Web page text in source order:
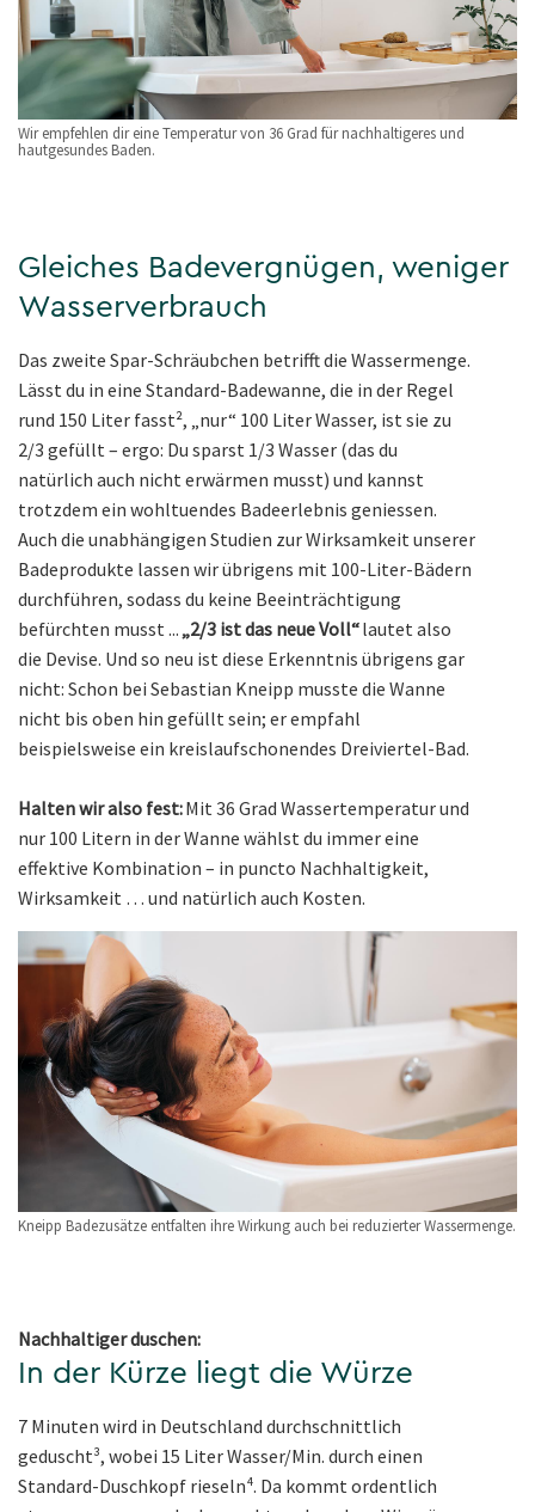
Wir empfehlen dir eine Temperatur von 36 Grad für nachhaltigeres und
hautgesundes Baden.
Kneipp Badezusätze entfalten ihre Wirkung auch bei reduzierter Wassermenge.
Gleiches Badevergnügen, weniger
Wasserverbrauch
Das zweite Spar-Schräubchen betrifft die Wassermenge.
Lässt du in eine Standard-Badewanne, die in der Regel
rund 150 Liter fasst², „nur“ 100 Liter Wasser, ist sie zu
2/3 gefüllt – ergo: Du sparst 1/3 Wasser (das du
natürlich auch nicht erwärmen musst) und kannst
trotzdem ein wohltuendes Badeerlebnis geniessen.
Auch die unabhängigen Studien zur Wirksamkeit unserer
Badeprodukte lassen wir übrigens mit 100-Liter-Bädern
durchführen, sodass du keine Beeinträchtigung
befürchten musst ...„2/3 ist das neue Voll“lautet also
die Devise. Und so neu ist diese Erkenntnis übrigens gar
nicht: Schon bei Sebastian Kneipp musste die Wanne
nicht bis oben hin gefüllt sein; er empfahl
beispielsweise ein kreislaufschonendes Dreiviertel-Bad.
Halten wir also fest:Mit 36 Grad Wassertemperatur und
nur 100 Litern in der Wanne wählst du immer eine
effektive Kombination – in puncto Nachhaltigkeit,
Wirksamkeit … und natürlich auch Kosten.
Nachhaltiger duschen:
In der Kürze liegt die Würze
7 Minuten wird in Deutschland durchschnittlich
geduscht³, wobei 15 Liter Wasser/Min. durch einen
Standard-Duschkopf rieseln⁴. Da kommt ordentlich